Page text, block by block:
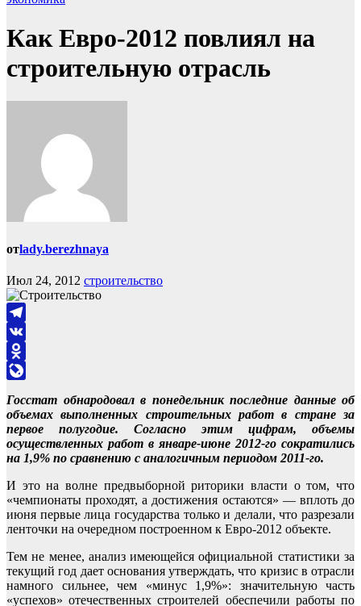
Как Евро-2012 повлиял на
строительную отрасль
отlady.berezhnaya
Июл 24, 2012 строительство
Telegram
VK
Odnoklassniki
Госстат обнародовал в понедельник последние данные об
объемах выполненных строительных работ в стране за
первое полугодие. Согласно этим цифрам, объемы
осуществленных работ в январе-июне 2012-го сократились
на 1,9% по сравнению с аналогичным периодом 2011-го.
И это на волне предвыборной риторики власти о том, что
«чемпионаты проходят, а достижения остаются» — вплоть до
июня первые лица государства только и делали, что разрезали
ленточки на очередном построенном к Евро-2012 объекте.
Тем не менее, анализ имеющейся официальной статистики за
текущий год дает основания утверждать, что кризис в отрасли
намного сильнее, чем «минус 1,9%»: значительную часть
«успехов» отечественных строителей обеспечили работы по